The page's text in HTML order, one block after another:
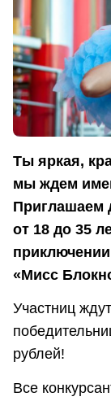
Ты яркая,
мы ждем
Приглашаем
от 18 до 35
«Мисс
Участниц
рублей!
Все